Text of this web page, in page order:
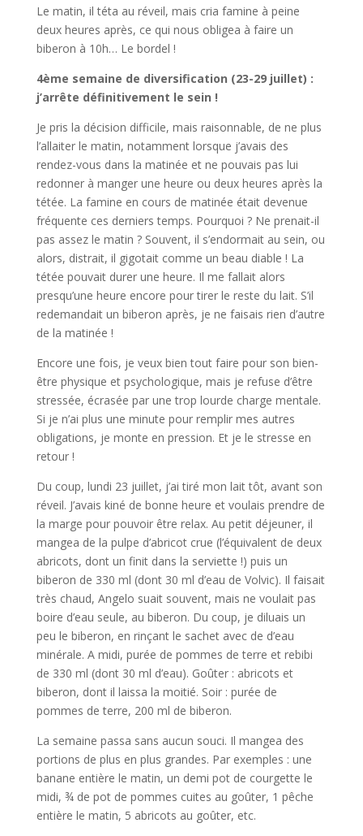
Le matin, il téta au réveil, mais cria famine à peine
deux heures après, ce qui nous obligea à faire un
biberon à 10h… Le bordel !
4ème semaine de diversification (23-29 juillet) :
j’arrête définitivement le sein !
Je pris la décision difficile, mais raisonnable, de ne plus
l’allaiter le matin, notamment lorsque j’avais des
rendez-vous dans la matinée et ne pouvais pas lui
redonner à manger une heure ou deux heures après la
tétée. La famine en cours de matinée était devenue
fréquente ces derniers temps. Pourquoi ? Ne prenait-il
pas assez le matin ? Souvent, il s’endormait au sein, ou
alors, distrait, il gigotait comme un beau diable ! La
tétée pouvait durer une heure. Il me fallait alors
presqu’une heure encore pour tirer le reste du lait. S’il
redemandait un biberon après, je ne faisais rien d’autre
de la matinée !
Encore une fois, je veux bien tout faire pour son bien-
être physique et psychologique, mais je refuse d’être
stressée, écrasée par une trop lourde charge mentale.
Si je n’ai plus une minute pour remplir mes autres
obligations, je monte en pression. Et je le stresse en
retour !
Du coup, lundi 23 juillet, j’ai tiré mon lait tôt, avant son
réveil. J’avais kiné de bonne heure et voulais prendre de
la marge pour pouvoir être relax. Au petit déjeuner, il
mangea de la pulpe d’abricot crue (l’équivalent de deux
abricots, dont un finit dans la serviette !) puis un
biberon de 330 ml (dont 30 ml d’eau de Volvic). Il faisait
très chaud, Angelo suait souvent, mais ne voulait pas
boire d’eau seule, au biberon. Du coup, je diluais un
peu le biberon, en rinçant le sachet avec de d’eau
minérale. A midi, purée de pommes de terre et rebibi
de 330 ml (dont 30 ml d’eau). Goûter : abricots et
biberon, dont il laissa la moitié. Soir : purée de
pommes de terre, 200 ml de biberon.
La semaine passa sans aucun souci. Il mangea des
portions de plus en plus grandes. Par exemples : une
banane entière le matin, un demi pot de courgette le
midi, ¾ de pot de pommes cuites au goûter, 1 pêche
entière le matin, 5 abricots au goûter, etc.